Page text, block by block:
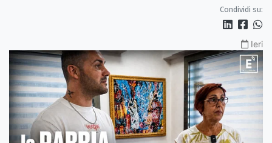
Condividi su:
Ieri